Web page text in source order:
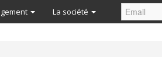
La société